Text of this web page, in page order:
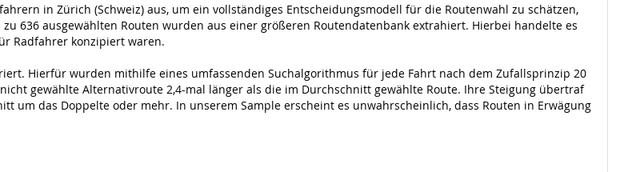
in Zürich (Schweiz) aus, um ein vollständiges Entscheidungsmodell für die Routenwahl zu schätzen,
636 ausgewählten Routen wurden aus einer größeren Routendatenbank extrahiert. Hierbei handelte es
Radfahrer konzipiert waren.
Hierfür wurden mithilfe eines umfassenden Suchalgorithmus für jede Fahrt nach dem Zufallsprinzip 20
gewählte Alternativroute 2,4-mal länger als die im Durchschnitt gewählte Route. Ihre Steigung übertraf
um das Doppelte oder mehr. In unserem Sample erscheint es unwahrscheinlich, dass Routen in Erwägung